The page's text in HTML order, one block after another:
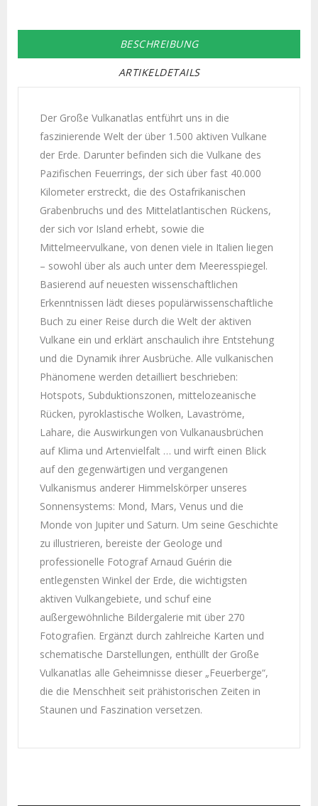
BESCHREIBUNG
ARTIKELDETAILS
Der Große Vulkanatlas entführt uns in die
faszinierende Welt der über 1.500 aktiven Vulkane
der Erde. Darunter befinden sich die Vulkane des
Pazifischen Feuerrings, der sich über fast 40.000
Kilometer erstreckt, die des Ostafrikanischen
Grabenbruchs und des Mittelatlantischen Rückens,
der sich vor Island erhebt, sowie die
Mittelmeervulkane, von denen viele in Italien liegen
– sowohl über als auch unter dem Meeresspiegel.
Basierend auf neuesten wissenschaftlichen
Erkenntnissen lädt dieses populärwissenschaftliche
Buch zu einer Reise durch die Welt der aktiven
Vulkane ein und erklärt anschaulich ihre Entstehung
und die Dynamik ihrer Ausbrüche. Alle vulkanischen
Phänomene werden detailliert beschrieben:
Hotspots, Subduktionszonen, mittelozeanische
Rücken, pyroklastische Wolken, Lavaströme,
Lahare, die Auswirkungen von Vulkanausbrüchen
auf Klima und Artenvielfalt … und wirft einen Blick
auf den gegenwärtigen und vergangenen
Vulkanismus anderer Himmelskörper unseres
Sonnensystems: Mond, Mars, Venus und die
Monde von Jupiter und Saturn. Um seine Geschichte
zu illustrieren, bereiste der Geologe und
professionelle Fotograf Arnaud Guérin die
entlegensten Winkel der Erde, die wichtigsten
aktiven Vulkangebiete, und schuf eine
außergewöhnliche Bildergalerie mit über 270
Fotografien. Ergänzt durch zahlreiche Karten und
schematische Darstellungen, enthüllt der Große
Vulkanatlas alle Geheimnisse dieser „Feuerberge“,
die die Menschheit seit prähistorischen Zeiten in
Staunen und Faszination versetzen.